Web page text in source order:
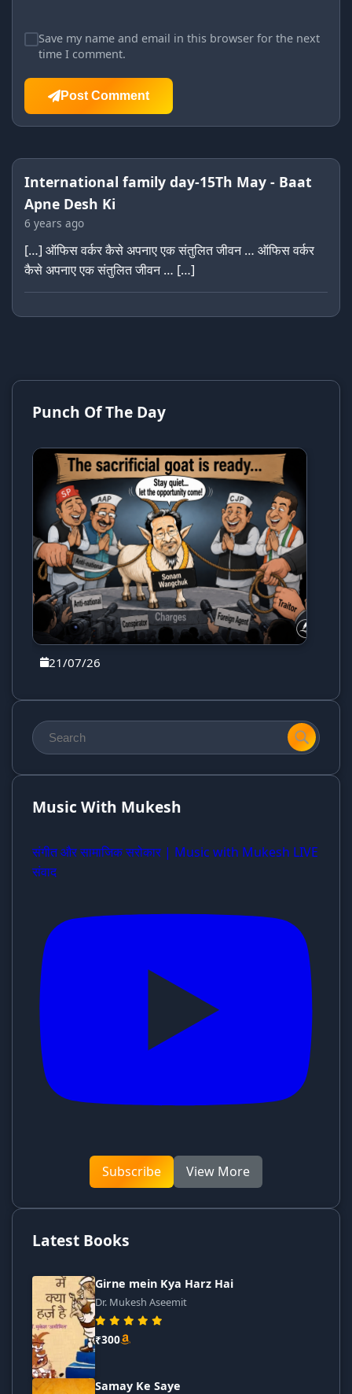
Save my name and email in this browser for the next
time I comment.
Post Comment
International family day-15Th May - Baat
Apne Desh Ki
6 years ago
[…] ऑफिस वर्कर कैसे अपनाए एक संतुलित जीवन … ऑफिस वर्कर
कैसे अपनाए एक संतुलित जीवन … […]
Punch Of The Day
21/07/26
Music With Mukesh
संगीत और सामाजिक सरोकार | Music with Mukesh LIVE
संवाद
Subscribe View More
Latest Books
Girne mein Kya Harz Hai
Dr. Mukesh Aseemit
₹300
Samay Ke Saye